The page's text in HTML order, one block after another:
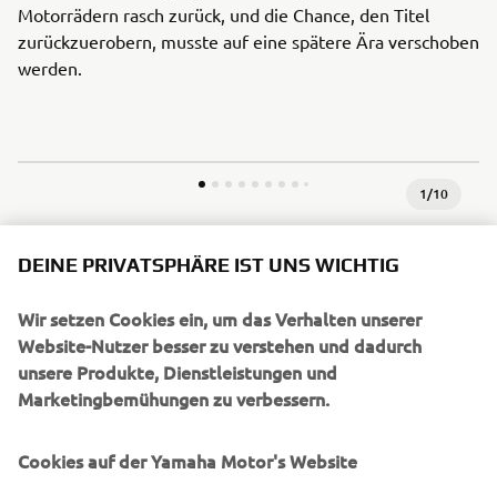
Motorrädern rasch zurück, und die Chance, den Titel
zurückzuerobern, musste auf eine spätere Ära verschoben
werden.
1/10
1980 - 1989
Quellenangaben und Bildmaterial:
Yamaha Motor Co., Ltd.
DEINE PRIVATSPHÄRE IST UNS WICHTIG
Wir setzen Cookies ein, um das Verhalten unserer
Website-Nutzer besser zu verstehen und dadurch
unsere Produkte, Dienstleistungen und
Marketingbemühungen zu verbessern.
Cookies auf der Yamaha Motor's Website